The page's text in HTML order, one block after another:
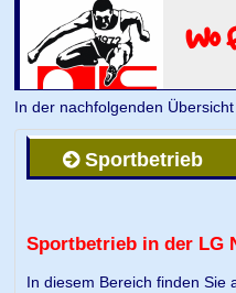
Wo
In der nachfolgenden
Sportbetrieb
Sportbetrieb in der LG
In diesem Bereich finden Sie